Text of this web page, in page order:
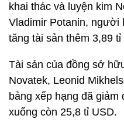
khai thác và luyện kim
Vladimir Potanin, người
tăng tài sản thêm 3,89
Tài sản của đồng sở
Novatek, Leonid
bảng xếp hạng đã
xuống còn 25,8 tỉ USD.